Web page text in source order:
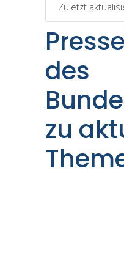
Zuletzt
des
zu